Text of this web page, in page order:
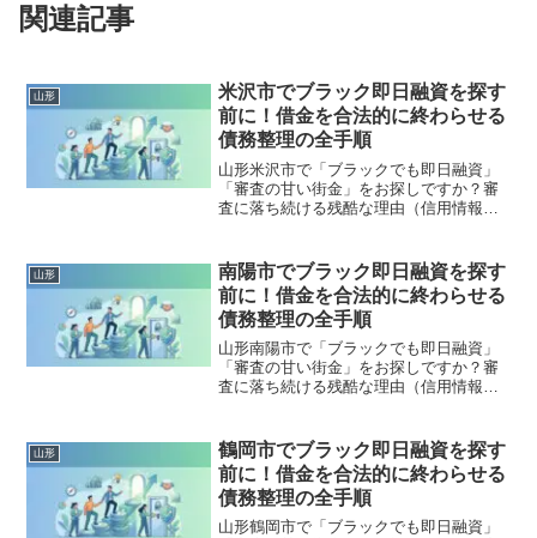
関連記事
山形
米沢市でブラック即日融資を探す
前に！借金を合法的に終わらせる
債務整理の全手順
山形米沢市で「ブラックでも即日融資」
「審査の甘い街金」をお探しですか？審
査に落ち続ける残酷な理由（信用情報と
底解説。多重債務の地獄から抜け出し、
合法的に借金を減額・免除する「債務整
理」の正しい知識と、今すぐ督促を止め
る無料相談窓口をご案内します。
山形
南陽市でブラック即日融資を探す
前に！借金を合法的に終わらせる
債務整理の全手順
山形南陽市で「ブラックでも即日融資」
「審査の甘い街金」をお探しですか？審
査に落ち続ける残酷な理由（信用情報と
底解説。多重債務の地獄から抜け出し、
合法的に借金を減額・免除する「債務整
理」の正しい知識と、今すぐ督促を止め
る無料相談窓口をご案内します。
山形
鶴岡市でブラック即日融資を探す
前に！借金を合法的に終わらせる
債務整理の全手順
山形鶴岡市で「ブラックでも即日融資」